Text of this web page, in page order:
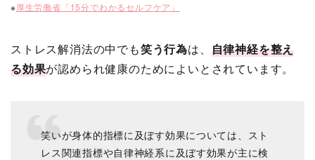
※厚生労働省「15分でわかるセルフケア」
ストレス解消法の中でも笑う行為は、 自律神経を整え
る効果が認められ健康のためによいとされています。
笑いが身体的指標に及ぼす効果については、スト
レス関連指標や自律神経系に及ぼす効果が主に検